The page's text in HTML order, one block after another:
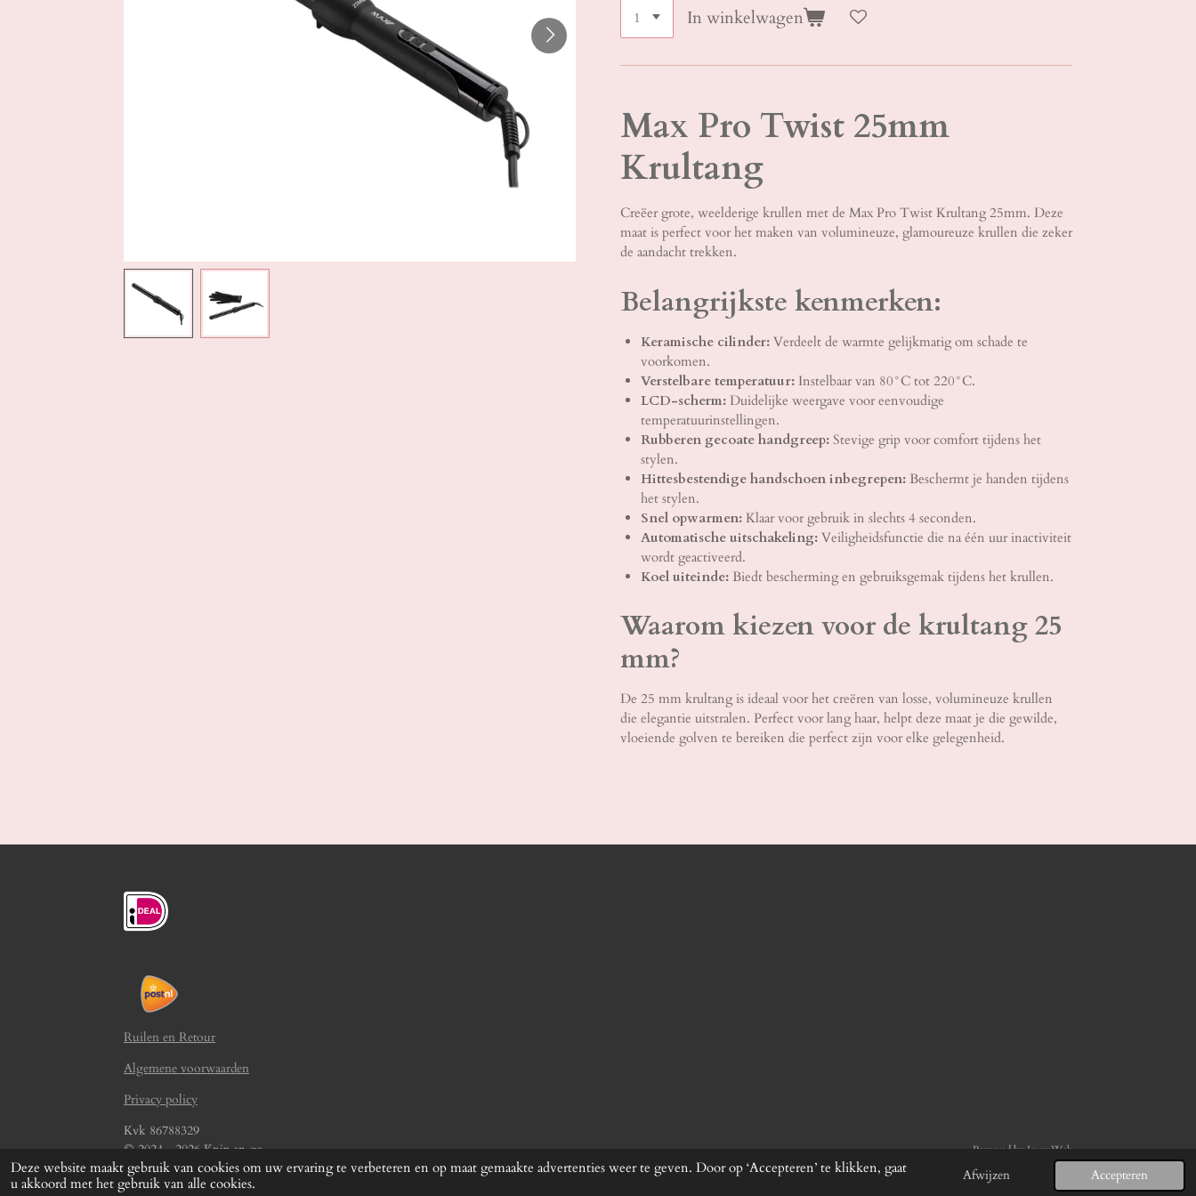
Deze website maakt gebruik van cookies om uw ervaring te verbeteren en op maat gemaakte advertenties weer te geven. Door op ‘Accepteren’ te klikken, gaat
u akkoord met het gebruik van alle cookies.
Afwijzen Accepteren
In winkelwagen
Max Pro Twist 25mm
Krultang
Creëer grote, weelderige krullen met de Max Pro Twist Krultang 25mm. Deze
maat is perfect voor het maken van volumineuze, glamoureuze krullen die zeker
de aandacht trekken.
Belangrijkste kenmerken:
Keramische cilinder:Verdeelt de warmte gelijkmatig om schade te
voorkomen.
Verstelbare temperatuur:Instelbaar van 80°C tot 220°C.
LCD-scherm:Duidelijke weergave voor eenvoudige
temperatuurinstellingen.
Rubberen gecoate handgreep:Stevige grip voor comfort tijdens het
stylen.
Hittesbestendige handschoen inbegrepen:Beschermt je handen tijdens
het stylen.
Snel opwarmen:Klaar voor gebruik in slechts 4 seconden.
Automatische uitschakeling:Veiligheidsfunctie die na één uur inactiviteit
wordt geactiveerd.
Koel uiteinde:Biedt bescherming en gebruiksgemak tijdens het krullen.
Waarom kiezen voor de krultang 25
mm?
De 25 mm krultang is ideaal voor het creëren van losse, volumineuze krullen
die elegantie uitstralen. Perfect voor lang haar, helpt deze maat je die gewilde,
vloeiende golven te bereiken die perfect zijn voor elke gelegenheid.
Ruilen en Retour
Algemene voorwaarden
Privacy policy
Kvk 86788329
© 2024 - 2026 Knip en go
Powered byJouwWeb